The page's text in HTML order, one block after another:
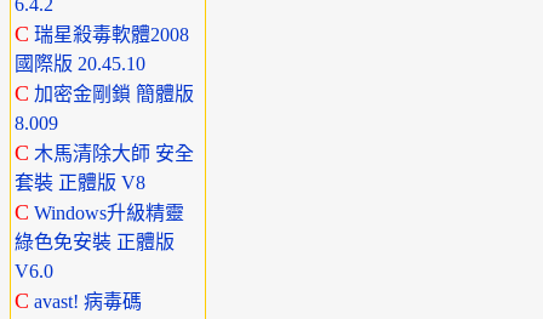
6.4.2
C 瑞星殺毒軟體2008
國際版 20.45.10
C 加密金剛鎖 簡體版
8.009
C 木馬清除大師 安全
套裝 正體版 V8
C Windows升級精靈
綠色免安裝 正體版
V6.0
C avast! 病毒碼